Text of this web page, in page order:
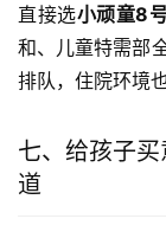
直接选小顽童8
和、儿童特需部
排队，住院环境
七、给孩子买
道